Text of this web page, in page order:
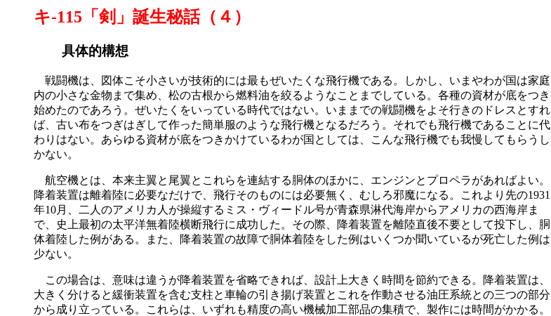
キ-115「剣」誕生秘話（４）
具体的構想
戦闘機は、図体こそ小さいが技術的には最もぜいたくな飛行機である。しかし、いまやわが国は家庭
内の小さな金物まで集め、松の古根から燃料油を絞るようなことまでしている。各種の資材が底をつき
始めたのであろう。ぜいたくをいっている時代ではない。いままでの戦闘機をよそ行きのドレスとすれ
ば、古い布をつぎはぎして作った簡単服のような飛行機となるだろう。それでも飛行機であることに代
わりはない。あらゆる資材が底をつきかけているわが国としては、こんな飛行機でも我慢してもらうし
かない。
航空機とは、本来主翼と尾翼とこれらを連結する胴体のほかに、エンジンとプロペラがあればよい。
降着装置は離着陸に必要なだけで、飛行そのものには必要無く、むしろ邪魔になる。これより先の1931
年10月、二人のアメリカ人が操縦するミス・ヴィードル号が青森県淋代海岸からアメリカの西海岸ま
で、史上最初の太平洋無着陸横断飛行に成功した。その際、降着装置を離陸直後不要として投下し、胴
体着陸した例がある。また、降着装置の故障で胴体着陸をした例はいくつか聞いているが死亡した例は
少ない。
この場合は、意味は違うが降着装置を省略できれば、設計上大きく時間を節約できる。降着装置は、
大きく分けると緩衝装置を含む支柱と車輪の引き揚げ装置とこれを作動させる油圧系統との三つの部分
から成り立っている。これらは、いずれも精度の高い機械加工部品の集積で、製作には時間がかかる。